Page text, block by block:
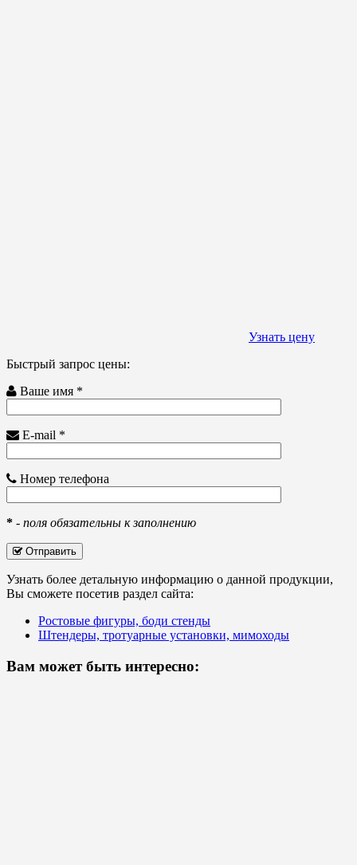
Узнать цену
Быстрый запрос цены:
Ваше имя *
E-mail *
Номер телефона
* - поля обязательны к заполнению
Отправить
Узнать более детальную информацию о данной продукции,
Вы сможете посетив раздел сайта:
Ростовые фигуры, боди стенды
Штендеры, тротуарные установки, мимоходы
Вам может быть интересно: